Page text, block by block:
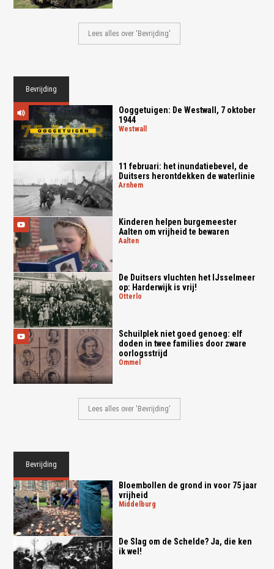
Lees alles over 'Bevrijding'
Bevrijding
Ooggetuigen: De Westwall, 7 oktober
1944
westwall
11 februari: het inundatiebevel, de
Duitsers herontdekken de waterlinie
arnhem
Kinderen helpen burgemeester
Aalten om vrijheid te bewaren
aalten
De Duitsers vluchten het IJsselmeer
op: Harderwijk is vrij!
otterlo
Schuilplek niet goed genoeg: elf
doden in twee families door zware
oorlogsstrijd
ommel
Lees alles over 'Bevrijding'
Bevrijding
Bloembollen de grond in voor 75 jaar
vrijheid
middelburg
De Slag om de Schelde? Ja, die ken
ik wel!